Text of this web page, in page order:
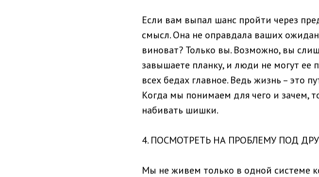
Если вам выпал шанс пройти через
смысл. Она не оправдала ваших
виноват? Только вы. Возможно, вы
завышаете планку, и люди не могут ее
всех бедах главное. Ведь жизнь – это
Когда мы понимаем для чего и зачем,
набивать шишки.
4. ПОСМОТРЕТЬ НА ПРОБЛЕМУ ПОД
Мы не живем только в одной системе